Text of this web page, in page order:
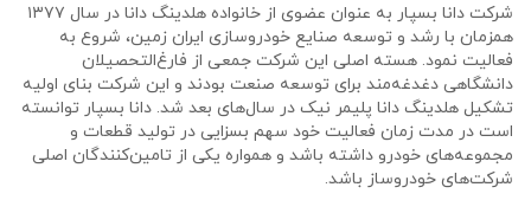
شرکت دانا بسپار به عنوان عضوی از خانواده هلدینگ دانا در سال ۱۳۷۷
همزمان با رشد و توسعه صنایع خودروسازی ایران زمین، شروع به
فعالیت نمود. هسته اصلی این شرکت جمعی از فارغ‌التحصیلان
دانشگاهی دغدغه‌مند برای توسعه صنعت بودند و این شرکت بنای اولیه
تشکیل هلدینگ دانا پلیمر نیک در سال‌های بعد شد. دانا بسپار توانسته
است در مدت زمان فعالیت خود سهم بسزایی در تولید قطعات و
مجموعه‌های خودرو داشته باشد و همواره یکی از تامین‌کنندگان اصلی
شرکت‌های خودروساز باشد.